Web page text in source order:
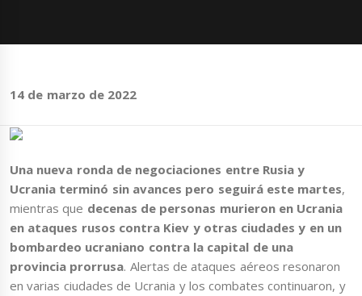
14 de marzo de 2022
Una nueva ronda de negociaciones entre Rusia y
Ucrania terminó sin avances pero seguirá este martes,
mientras que decenas de personas murieron en Ucrania
en ataques rusos contra Kiev y otras ciudades y en un
bombardeo ucraniano contra la capital de una
provincia prorrusa. Alertas de ataques aéreos resonaron
en varias ciudades de Ucrania y los combates continuaron, y